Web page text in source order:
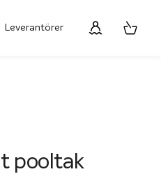
Leverantörer
pooltak